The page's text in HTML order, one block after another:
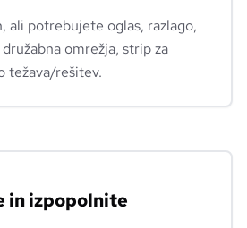
ali potrebujete oglas, razlago,
omrežja, strip za
težava/rešitev.
in izpopolnite